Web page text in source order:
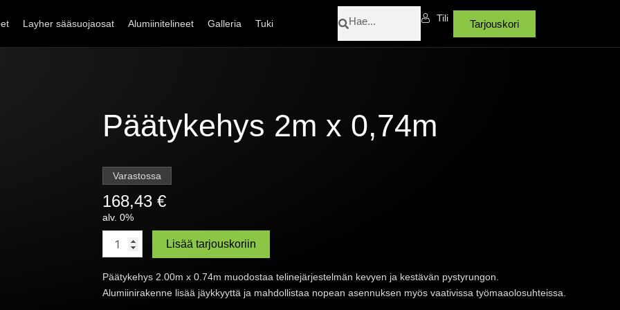
Layher sääsuojaosat Alumiinitelineet Galleria Tuki
Tili Tarjouskori
Päätykehys 2m x 0,74m
Varastossa
168,43 €
alv. 0%
0,74m
määrä
Lisää tarjouskoriin
Päätykehys 2.00m x 0.74m muodostaa telinejärjestelmän kevyen ja kestävän pystyrungon.
Alumiinirakenne lisää jäykkyyttä ja mahdollistaa nopean asennuksen myös vaativissa työmaaolosuhteissa.